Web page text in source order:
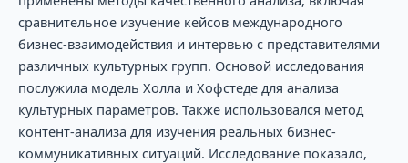
сравнительное изучение кейсов международного
бизнес-взаимодействия и интервью с представителями
различных культурных групп. Основой исследования
послужила модель Холла и Хофстеде для анализа
культурных параметров. Также использовался метод
контент-анализа для изучения реальных бизнес-
коммуникативных ситуаций. Исследование показало,